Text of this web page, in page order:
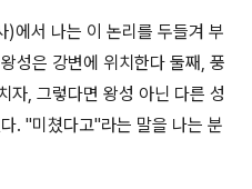
)에서 나는 이 논리를 두들겨 부
성은 강변에 위치한다 둘째, 풍
자, 그렇다면 왕성 아닌 다른 성
. "미쳤다고"라는 말을 나는 분